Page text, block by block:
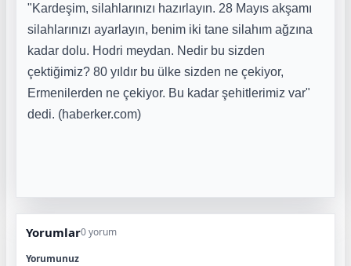
"Kardeşim, silahlarınızı hazırlayın. 28 Mayıs akşamı
silahlarınızı ayarlayın, benim iki tane silahım ağzına
kadar dolu. Hodri meydan. Nedir bu sizden
çektiğimiz? 80 yıldır bu ülke sizden ne çekiyor,
Ermenilerden ne çekiyor. Bu kadar şehitlerimiz var"
dedi. (haberker.com)
Yorumlar0 yorum
Yorumunuz